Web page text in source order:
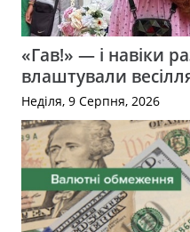
«Гав!» — і навіки
влаштували
Неділя, 9 Серпня, 2026